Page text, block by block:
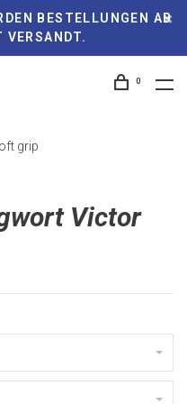
BESTELLUNGEN AB
VERSANDT.
0
grip
Victor